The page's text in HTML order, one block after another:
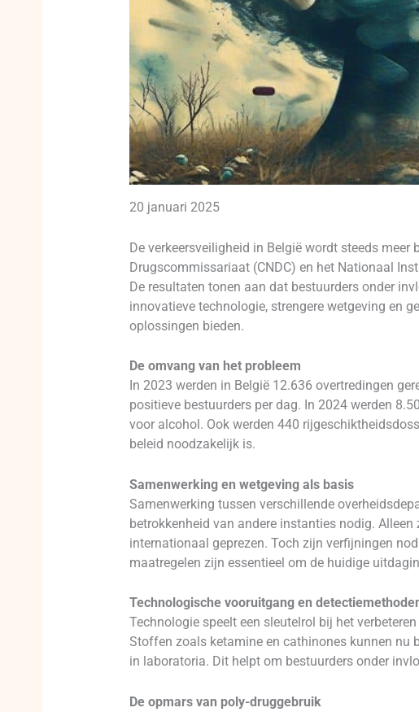
20 januari 2025
De verkeersveiligheid in België wordt steeds
Drugscommissariaat (CNDC) en het Nationaal
De resultaten tonen aan dat bestuurders onder
innovatieve technologie, strengere wetgeving en
oplossingen bieden.
De omvang van het probleem
In 2023 werden in België 12.636 overtredingen
positieve bestuurders per dag. In 2024 werden
voor alcohol. Ook werden 440
beleid noodzakelijk is.
Samenwerking en wetgeving als basis
Samenwerking tussen verschillende
betrokkenheid van andere instanties nodig.
internationaal geprezen. Toch zijn verfijningen
maatregelen zijn essentieel om de huidige
Technologische vooruitgang en
Technologie speelt een sleutelrol bij het
Stoffen zoals ketamine en cathinones kunnen nu
in laboratoria. Dit helpt om bestuurders onder
De opmars van poly-druggebruik